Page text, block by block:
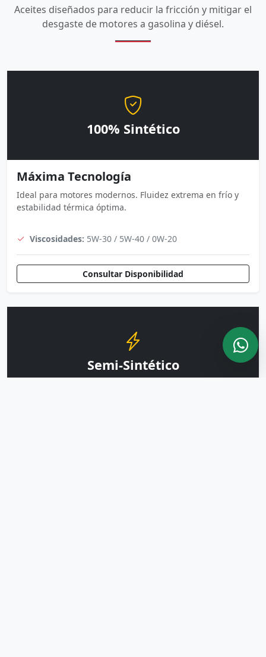
Aceites diseñados para reducir la fricción y mitigar el
desgaste de motores a gasolina y diésel.
100% Sintético
Máxima Tecnología
Ideal para motores modernos. Fluidez extrema en frío y
estabilidad térmica óptima.
Viscosidades: 5W-30 / 5W-40 / 0W-20
Consultar Disponibilidad
Semi-Sintético